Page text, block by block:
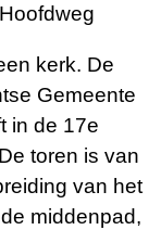
kerk. De
Gemeente
in de 17e
toren is van
van het
middenpad,